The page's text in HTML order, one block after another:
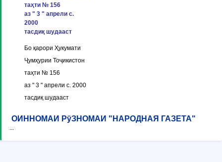
таҳти № 156
аз " 3 " апрели с.
2000
тасдиқ шудааст
Бо қарори Ҳукумати
Ҷумҳурии Тоҷикистон
таҳти № 156
аз " 3 " апрели с. 2000
тасдиқ шудааст
ОИННОМАИ РӯЗНОМАИ "НАРОДНАЯ ГАЗЕТА"
...